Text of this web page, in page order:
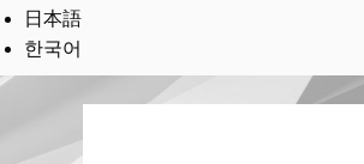
日本語
한국어